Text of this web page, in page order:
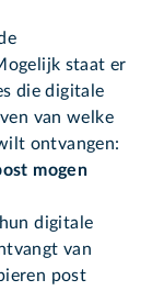
staat er
die digitale
van welke
ontvangen:
mogen
digitale
van
post